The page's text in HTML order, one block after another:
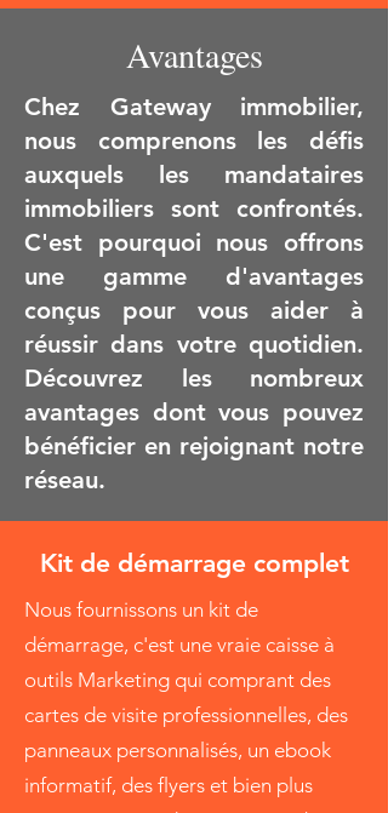
Avantages
Chez Gateway immobilier,
nous comprenons les défis
auxquels les mandataires
immobiliers sont confrontés.
C'est pourquoi nous offrons
une gamme d'avantages
conçus pour vous aider à
réussir dans votre quotidien.
Découvrez les nombreux
avantages dont vous pouvez
bénéficier en rejoignant notre
réseau.
Kit de démarrage complet
Nous fournissons un kit de
démarrage, c'est une vraie caisse à
outils Marketing qui comprant des
cartes de visite professionnelles, des
panneaux personnalisés, un ebook
informatif, des flyers et bien plus